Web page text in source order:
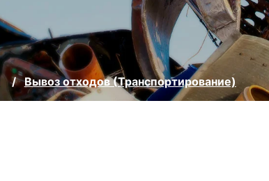
Вывоз отходов (Транспортирование)